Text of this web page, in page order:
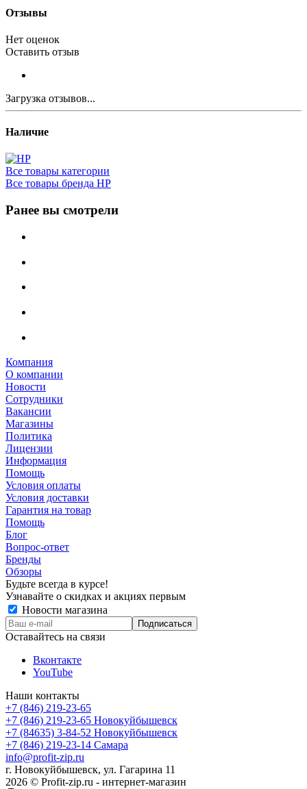
Отзывы
Нет оценок
Оставить отзыв
Загрузка отзывов...
Наличие
Все товары категории
Все товары бренда HP
Ранее вы смотрели
Компания
О компании
Новости
Сотрудники
Вакансии
Магазины
Политика
Лицензии
Информация
Помощь
Условия оплаты
Условия доставки
Гарантия на товар
Помощь
Блог
Вопрос-ответ
Бренды
Обзоры
Будьте всегда в курсе!
Узнавайте о скидках и акциях первым
Новости магазина
Оставайтесь на связи
Вконтакте
YouTube
Наши контакты
+7 (846) 219-23-65
+7 (846) 219-23-65 Новокуйбышевск
+7 (84635) 3-84-52 Новокуйбышевск
+7 (846) 219-23-14 Самара
info@profit-zip.ru
г. Новокуйбышевск, ул. Гагарина 11
2026 © Profit-zip.ru - интернет-магазин